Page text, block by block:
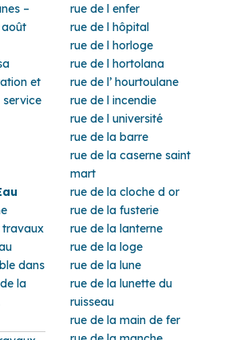
–
août
et
service
travaux
dans
la
rue de l enfer
rue de l hôpital
rue de l horloge
rue de l hortolana
rue de l’ hourtoulane
rue de l incendie
rue de l université
rue de la barre
rue de la caserne saint
mart
rue de la cloche d or
rue de la fusterie
rue de la lanterne
rue de la loge
rue de la lune
rue de la lunette du
ruisseau
rue de la main de fer